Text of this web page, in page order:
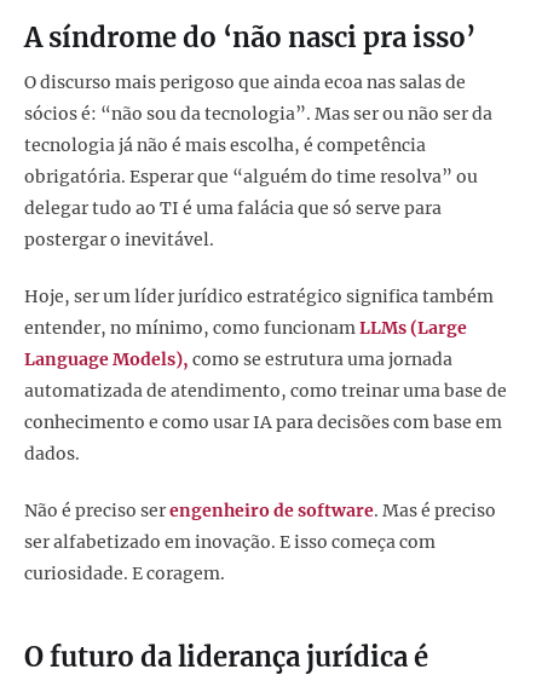
A síndrome do ‘não nasci pra isso’
O discurso mais perigoso que ainda ecoa nas salas de
sócios é: “não sou da tecnologia”. Mas ser ou não ser da
tecnologia já não é mais escolha, é competência
obrigatória. Esperar que “alguém do time resolva” ou
delegar tudo ao TI é uma falácia que só serve para
postergar o inevitável.
Hoje, ser um líder jurídico estratégico significa também
entender, no mínimo, como funcionamLLMs (Large
Language Models), como se estrutura uma jornada
automatizada de atendimento, como treinar uma base de
conhecimento e como usar IA para decisões com base em
dados.
Não é preciso serengenheiro de software. Mas é preciso
ser alfabetizado em inovação. E isso começa com
curiosidade. E coragem.
O futuro da liderança jurídica é